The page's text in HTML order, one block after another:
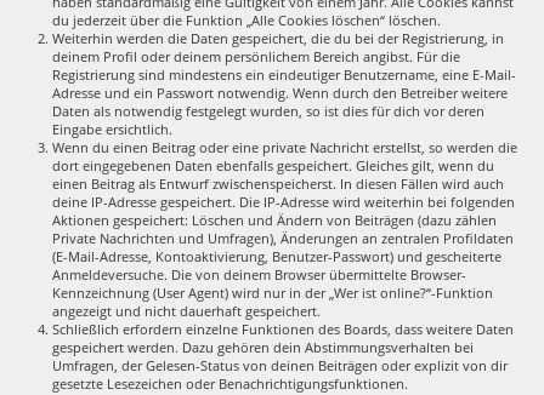
du jederzeit über die Funktion „Alle Cookies löschen“ löschen.
Weiterhin werden die Daten gespeichert, die du bei der Registrierung, in
deinem Profil oder deinem persönlichem Bereich angibst. Für die
Registrierung sind mindestens ein eindeutiger Benutzername, eine E-Mail-
Adresse und ein Passwort notwendig. Wenn durch den Betreiber weitere
Daten als notwendig festgelegt wurden, so ist dies für dich vor deren
Eingabe ersichtlich.
Wenn du einen Beitrag oder eine private Nachricht erstellst, so werden die
dort eingegebenen Daten ebenfalls gespeichert. Gleiches gilt, wenn du
einen Beitrag als Entwurf zwischenspeicherst. In diesen Fällen wird auch
deine IP-Adresse gespeichert. Die IP-Adresse wird weiterhin bei folgenden
Aktionen gespeichert: Löschen und Ändern von Beiträgen (dazu zählen
Private Nachrichten und Umfragen), Änderungen an zentralen Profildaten
(E-Mail-Adresse, Kontoaktivierung, Benutzer-Passwort) und gescheiterte
Anmeldeversuche. Die von deinem Browser übermittelte Browser-
Kennzeichnung (User Agent) wird nur in der „Wer ist online?“-Funktion
angezeigt und nicht dauerhaft gespeichert.
Schließlich erfordern einzelne Funktionen des Boards, dass weitere Daten
gespeichert werden. Dazu gehören dein Abstimmungsverhalten bei
Umfragen, der Gelesen-Status von deinen Beiträgen oder explizit von dir
gesetzte Lesezeichen oder Benachrichtigungsfunktionen.